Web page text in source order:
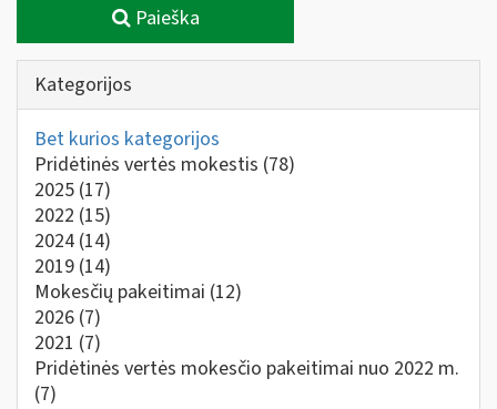
Paieška
Kategorijos
Bet kurios kategorijos
Pridėtinės vertės mokestis (78)
2025 (17)
2022 (15)
2024 (14)
2019 (14)
Mokesčių pakeitimai (12)
2026 (7)
2021 (7)
Pridėtinės vertės mokesčio pakeitimai nuo 2022 m.
(7)